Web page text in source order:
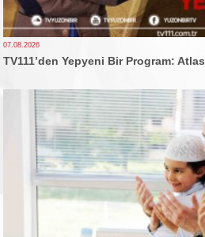
07.08.2026
TV111’den Yepyeni Bir Program: Atlas